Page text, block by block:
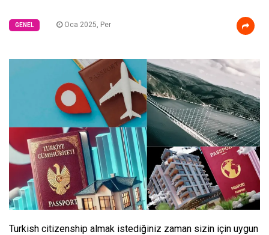
GENEL Oca 2025, Per
Turkish citizenship almak istediğiniz zaman sizin için uygun